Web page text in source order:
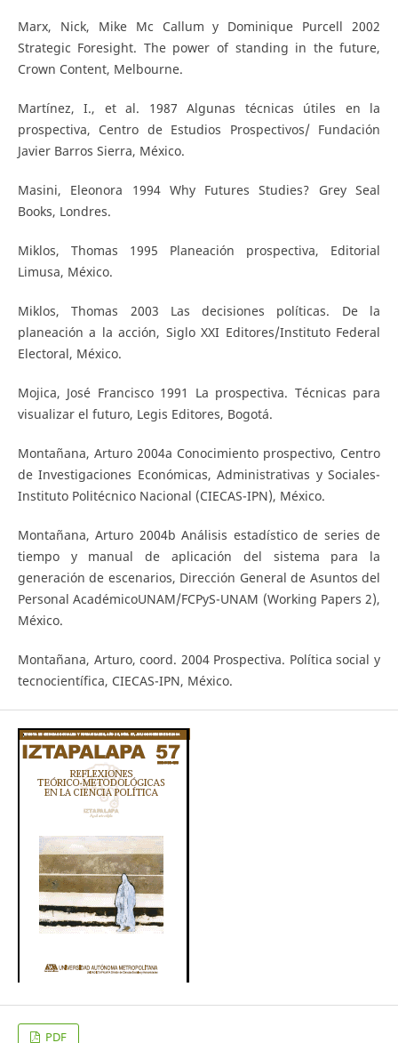
Marx, Nick, Mike Mc Callum y Dominique Purcell 2002
Strategic Foresight. The power of standing in the future,
Crown Content, Melbourne.
Martínez, I., et al. 1987 Algunas técnicas útiles en la
prospectiva, Centro de Estudios Prospectivos/ Fundación
Javier Barros Sierra, México.
Masini, Eleonora 1994 Why Futures Studies? Grey Seal
Books, Londres.
Miklos, Thomas 1995 Planeación prospectiva, Editorial
Limusa, México.
Miklos, Thomas 2003 Las decisiones políticas. De la
planeación a la acción, Siglo XXI Editores/Instituto Federal
Electoral, México.
Mojica, José Francisco 1991 La prospectiva. Técnicas para
visualizar el futuro, Legis Editores, Bogotá.
Montañana, Arturo 2004a Conocimiento prospectivo, Centro
de Investigaciones Económicas, Administrativas y Sociales-
Instituto Politécnico Nacional (CIECAS-IPN), México.
Montañana, Arturo 2004b Análisis estadístico de series de
tiempo y manual de aplicación del sistema para la
generación de escenarios, Dirección General de Asuntos del
Personal AcadémicoUNAM/FCPyS-UNAM (Working Papers 2),
México.
Montañana, Arturo, coord. 2004 Prospectiva. Política social y
tecnocientífica, CIECAS-IPN, México.
PDF